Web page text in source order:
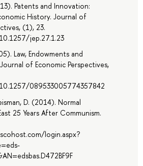
Patents and Innovation:
History. Journal of
(1), 23.
jep.27.1.23
Law, Endowments and
of Economic Perspectives,
089533005774357842
D. (2014). Normal
25 Years After Communism.
login.aspx?